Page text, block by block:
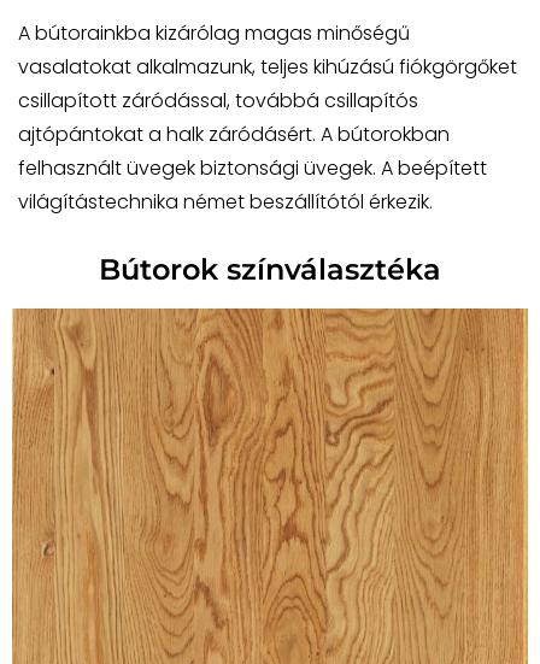
A bútorainkba kizárólag magas minőségű
vasalatokat alkalmazunk, teljes kihúzású fiókgörgőket
csillapított záródással, továbbá csillapítós
ajtópántokat a halk záródásért. A bútorokban
felhasznált üvegek biztonsági üvegek. A beépített
világítástechnika német beszállítótól érkezik.
Bútorok színválasztéka